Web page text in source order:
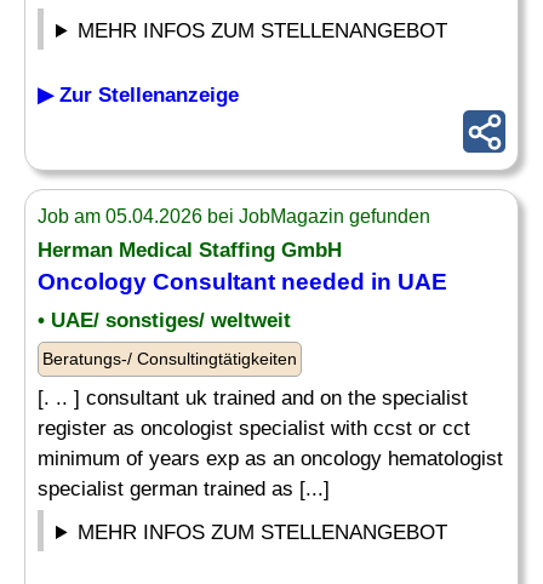
MEHR INFOS ZUM STELLENANGEBOT
▶ Zur Stellenanzeige
Job am 05.04.2026 bei JobMagazin gefunden
Herman Medical Staffing GmbH
Oncology Consultant needed in UAE
• UAE/ sonstiges/ weltweit
Beratungs-/ Consultingtätigkeiten
[. .. ] consultant uk trained and on the specialist
register as oncologist specialist with ccst or cct
minimum of years exp as an oncology hematologist
specialist german trained as [...]
MEHR INFOS ZUM STELLENANGEBOT